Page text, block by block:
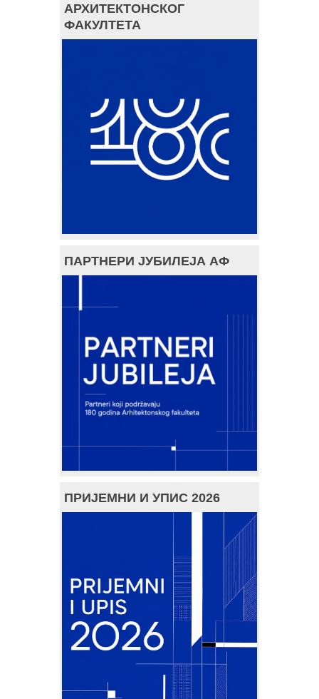
АРХИТЕКТОНСКОГ
ФАКУЛТЕТА
ПАРТНЕРИ ЈУБИЛЕЈА АФ
ПРИЈЕМНИ И УПИС 2026